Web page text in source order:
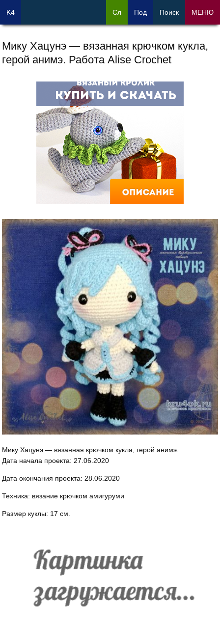
Мику Хацунэ — вязанная крючком кукла,
герой анимэ. Работа Alise Crochet
Мику Хацунэ — вязанная крючком кукла, герой анимэ.
Дата начала проекта: 27.06.2020
Дата окончания проекта: 28.06.2020
Техника: вязание крючком амигуруми
Размер куклы: 17 см.
K4 Сл Под Поиск МЕНЮ